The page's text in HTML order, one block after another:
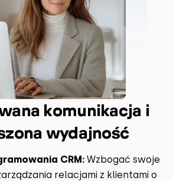
komunikacja i
wydajność
CRM: Wzbogać swoje
relacjami z klientami o